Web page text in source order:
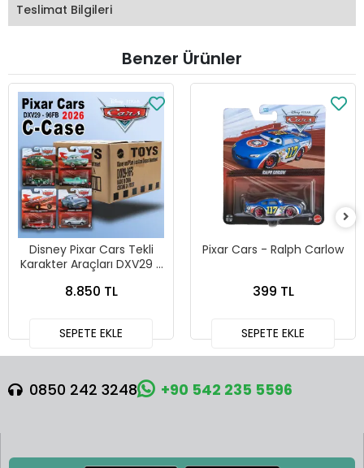
Teslimat Bilgileri
Benzer Ürünler
Disney Pixar Cars Tekli
Karakter Araçları DXV29 -
8.850 TL
SEPETE EKLE
Pixar Cars - Ralph Carlow
399 TL
SEPETE EKLE
0850 242 3248 +90 542 235 5596